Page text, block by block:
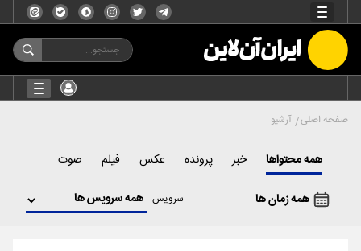
صفحه اصلی آرشیو
همه محتواها خبر پرونده عکس فیلم صوت
همه زمان ها سرویس